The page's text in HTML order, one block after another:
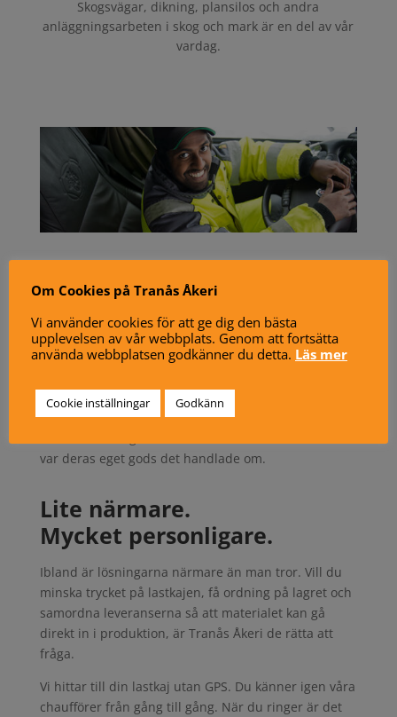
Skogsvägar, dikning, plansilos och andra
anläggningsarbeten i skog och mark är en del av vår
vardag.
Och kan prata med.
Fördelen med ett litet, regionalt åkeri är att du möter
samma chaufförer vecka efter vecka. Har du en gång
Ansvarskänslan blir lite större. Rutter och rutiner lär
de sig snabbt. Uppstår det problem längs vägen
var deras eget gods det handlade om.
Lite närmare.
Mycket personligare.
Ibland är lösningarna närmare än man tror. Vill du
minska trycket på lastkajen, få ordning på lagret och
samordna leveranserna så att materialet kan gå
direkt in i produktion, är Tranås Åkeri de rätta att
fråga.
Vi hittar till din lastkaj utan GPS. Du känner igen våra
chaufförer från gång till gång. När du ringer är det
Om Cookies på Tranås Åkeri
Vi använder cookies för att ge dig den bästa
upplevelsen av vår webbplats. Genom att fortsätta
använda webbplatsen godkänner du detta. Läs mer
Cookie inställningar Godkänn